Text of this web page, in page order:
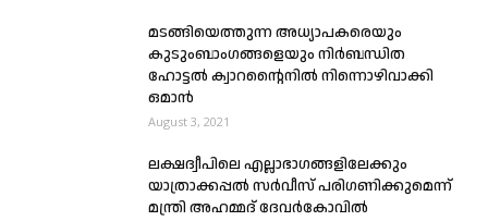
മടങ്ങിയെത്തുന്ന അധ്യാപകരെയും
കുടുംബാംഗങ്ങളെയും നിര്‍ബന്ധിത
ഹോട്ടല്‍ ക്വാറന്റൈനിൽ നിന്നൊഴിവാക്കി
ഒമാൻ
August 3, 2021
ലക്ഷദ്വീപിലെ എല്ലാഭാഗങ്ങളിലേക്കും
യാത്രാക്കപ്പല്‍ സര്‍വീസ് പരിഗണിക്കുമെന്ന്
മന്ത്രി അഹമ്മദ് ദേവര്‍കോവില്‍